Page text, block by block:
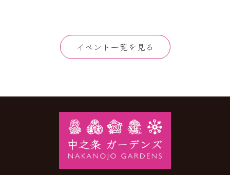
イベント一覧を見る